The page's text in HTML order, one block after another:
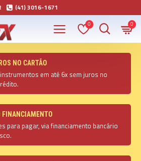
(41) 3016-1671
0 0
NO CARTÃO
em até 6x sem juros no
FINANCIAMENTO
para pagar, via financiamento bancário